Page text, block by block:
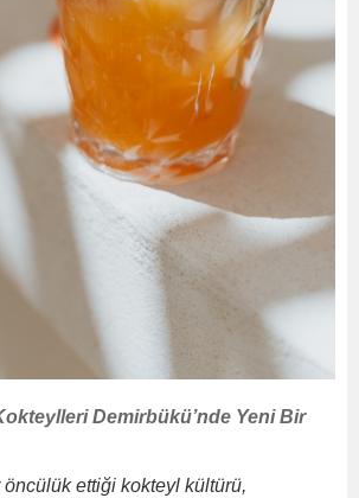
Demirbükü’nde Yeni Bir
öncülük ettiği kokteyl kültürü,